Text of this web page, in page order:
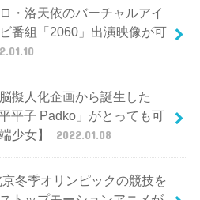
・洛天依のバーチャルアイ
番組「2060」出演映像が可
擬人化企画から誕生した
平子 Padko」がとっても可
少女】
2022.01.08
冬季オリンピックの競技を